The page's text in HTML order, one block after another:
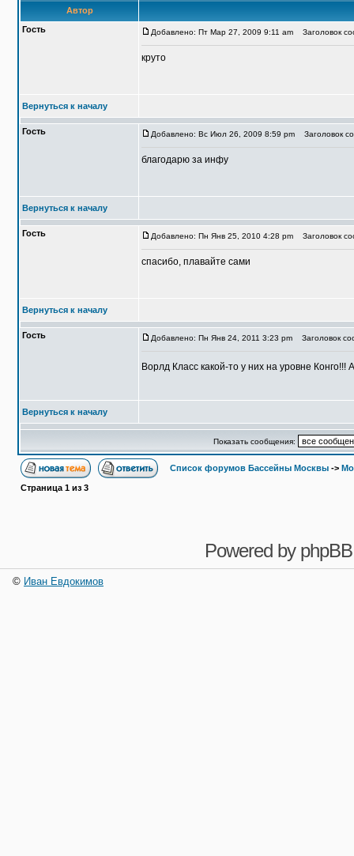
Автор
Гость
Добавлено: Пт Мар 27, 2009 9:11 am Заголовок
круто
Вернуться к началу
Гость Добавлено: Вс Июл 26, 2009 8:59 pm Заголовок
благодарю за инфу
Вернуться к началу
Гость Добавлено: Пн Янв 25, 2010 4:28 pm Заголовок
спасибо, плавайте сами
Вернуться к началу
Гость Добавлено: Пн Янв 24, 2011 3:23 pm Заголовок
Ворлд Класс какой-то у них на уровне
Вернуться к началу
Показать сообщения:
Список форумов Бассейны Москвы ->
Страница 1 из 3
Powered by phpBB
© Иван Евдокимов